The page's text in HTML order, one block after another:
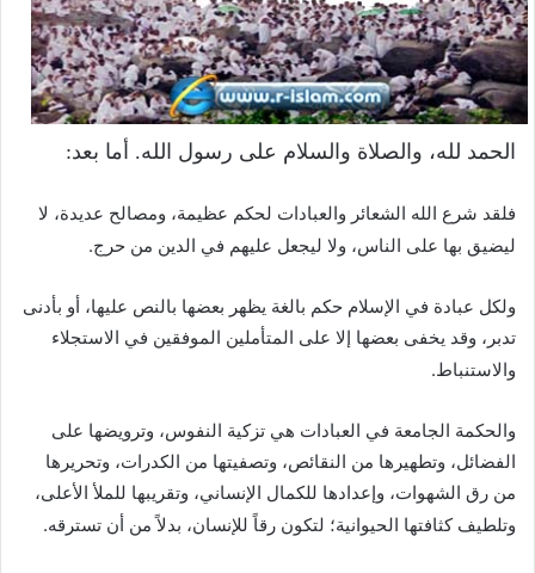
الحمد لله، والصلاة والسلام على رسول الله. أما بعد:
فلقد شرع الله الشعائر والعبادات لحكم عظيمة، ومصالح عديدة، لا
ليضيق بها على الناس، ولا ليجعل عليهم في الدين من حرج.
ولكل عبادة في الإسلام حكم بالغة يظهر بعضها بالنص عليها، أو بأدنى
تدبر، وقد يخفى بعضها إلا على المتأملين الموفقين في الاستجلاء
والاستنباط.
والحكمة الجامعة في العبادات هي تزكية النفوس، وترويضها على
الفضائل، وتطهيرها من النقائص، وتصفيتها من الكدرات، وتحريرها
من رق الشهوات، وإعدادها للكمال الإنساني، وتقريبها للملأ الأعلى،
وتلطيف كثافتها الحيوانية؛ لتكون رقاً للإنسان، بدلاً من أن تسترقه.